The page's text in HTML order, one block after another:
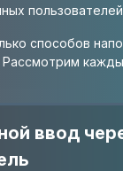
способов
ввод